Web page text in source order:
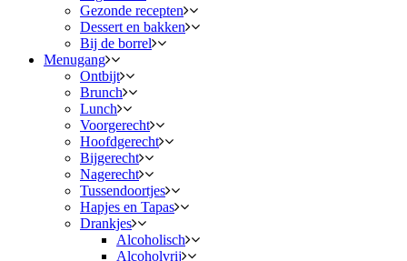
Gezonde recepten
Dessert en bakken
Bij de borrel
Menugang
Ontbijt
Brunch
Lunch
Voorgerecht
Hoofdgerecht
Bijgerecht
Nagerecht
Tussendoortjes
Hapjes en Tapas
Drankjes
Alcoholisch
Alcoholvrij